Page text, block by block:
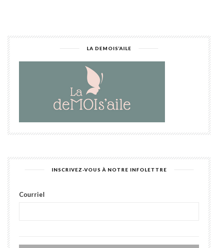
LA DEMOIS’AILE
INSCRIVEZ-VOUS À NOTRE INFOLETTRE
Courriel